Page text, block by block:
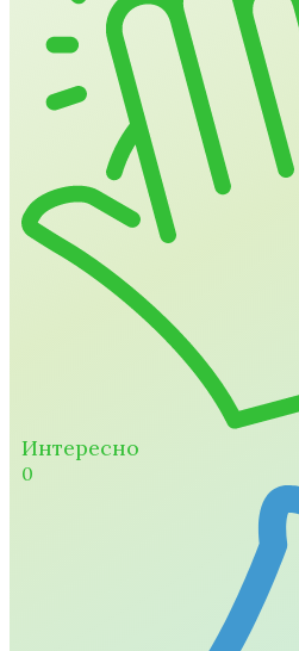
Интересно
0